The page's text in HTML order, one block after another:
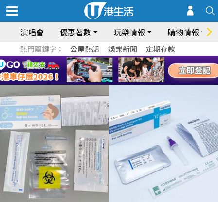
演唱會 優惠著數 玩樂情報 購物情報
熱門關鍵字： 公屋熱話 娛樂新聞 定期存款